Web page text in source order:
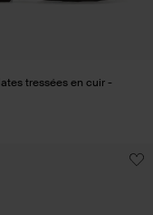
tressées en cuir -